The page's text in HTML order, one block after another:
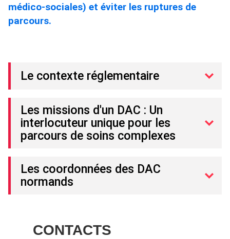
médico-sociales) et éviter les ruptures de
parcours.
Le contexte réglementaire
Les missions d'un DAC : Un
interlocuteur unique pour les
parcours de soins complexes
Les coordonnées des DAC
normands
CONTACTS